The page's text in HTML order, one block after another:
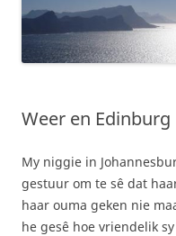
Weer en Edinburg
My niggie in
gestuur om te sê dat
haar ouma geken nie
he gesê hoe vriendelik